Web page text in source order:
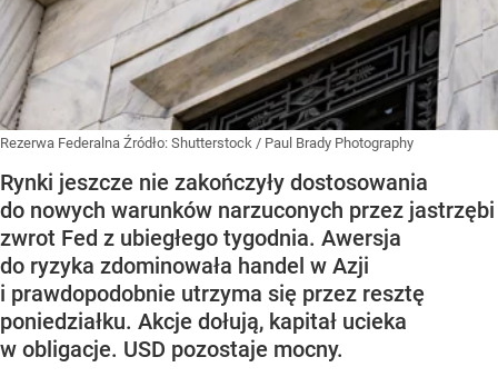
Rezerwa Federalna Źródło: Shutterstock / Paul Brady Photography
Rynki jeszcze nie zakończyły dostosowania
do nowych warunków narzuconych przez jastrzębi
zwrot Fed z ubiegłego tygodnia. Awersja
do ryzyka zdominowała handel w Azji
i prawdopodobnie utrzyma się przez resztę
poniedziałku. Akcje dołują, kapitał ucieka
w obligacje. USD pozostaje mocny.